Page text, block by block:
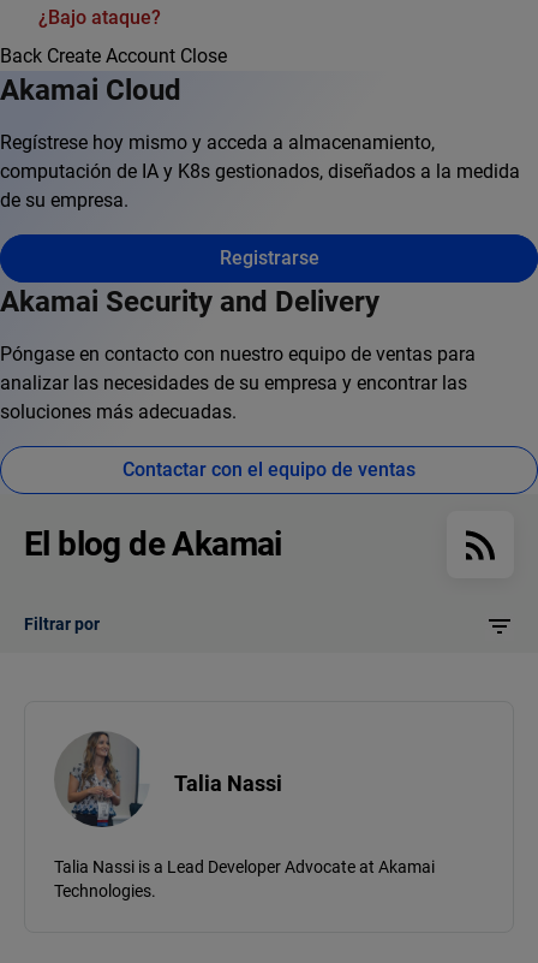
¿Bajo ataque?
Back Create Account Close
Akamai Cloud
Regístrese hoy mismo y acceda a almacenamiento,
computación de IA y K8s gestionados, diseñados a la medida
de su empresa.
Registrarse
Akamai Security and Delivery
Póngase en contacto con nuestro equipo de ventas para
analizar las necesidades de su empresa y encontrar las
soluciones más adecuadas.
Contactar con el equipo de ventas
El blog de Akamai
Filtrar por
Talia Nassi
Talia Nassi is a Lead Developer Advocate at Akamai
Technologies.